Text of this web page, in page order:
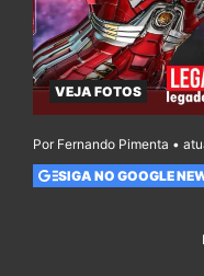
VEJA FOTOS
Por Fernando Pimenta •
SIGA NO GOOGLE